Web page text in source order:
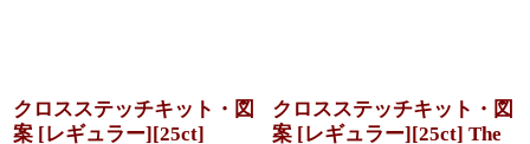
クロスステッチキット・図
案 [レギュラー][25ct]
クロスステッチキット・図
案 [レギュラー][25ct] The